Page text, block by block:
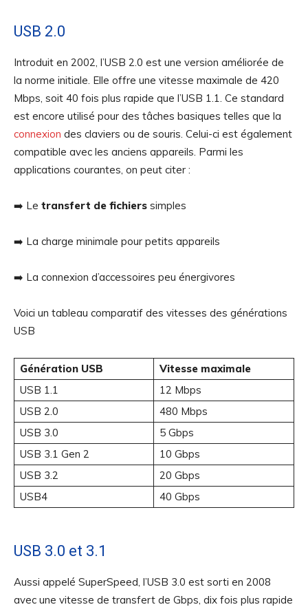
USB 2.0
Introduit en 2002, l’USB 2.0 est une version améliorée de
la norme initiale. Elle offre une vitesse maximale de 420
Mbps, soit 40 fois plus rapide que l’USB 1.1. Ce standard
est encore utilisé pour des tâches basiques telles que la
connexion des claviers ou de souris. Celui-ci est également
compatible avec les anciens appareils. Parmi les
applications courantes, on peut citer :
➡️ Le transfert de fichiers simples
➡️ La charge minimale pour petits appareils
➡️ La connexion d’accessoires peu énergivores
Voici un tableau comparatif des vitesses des générations
USB
Génération USB
Vitesse maximale
USB 1.1
12 Mbps
USB 2.0
480 Mbps
USB 3.0
5 Gbps
USB 3.1 Gen 2
10 Gbps
USB 3.2
20 Gbps
USB4
40 Gbps
USB 3.0 et 3.1
Aussi appelé SuperSpeed, l’USB 3.0 est sorti en 2008
avec une vitesse de transfert de Gbps, dix fois plus rapide